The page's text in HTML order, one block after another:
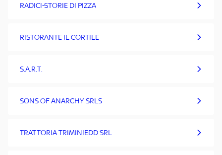
RADICI-STORIE DI PIZZA
RISTORANTE IL CORTILE
S.A.R.T.
SONS OF ANARCHY SRLS
TRATTORIA TRIMINIEDD SRL